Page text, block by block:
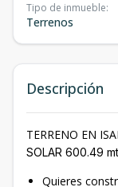
Tipo de inmueble:
Terrenos
Descripción
TERRENO EN
SOLAR 600.49
Quieres